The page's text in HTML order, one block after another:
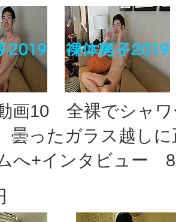
画10 全裸でシャワ
ったガラス越しに
へ+インタビュー